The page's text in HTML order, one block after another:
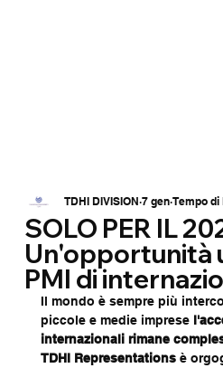
SOLO PER IL
Un'opportunità
PMI di
TDHI DIVISION 7 gen Tempo
Il mondo è sempre più
piccole e medie imprese
internazionali rimane
TDHI Representations è